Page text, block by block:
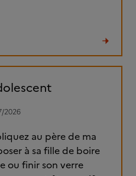
le
2026
au père de ma
à sa fille de boire
ou finir son verre